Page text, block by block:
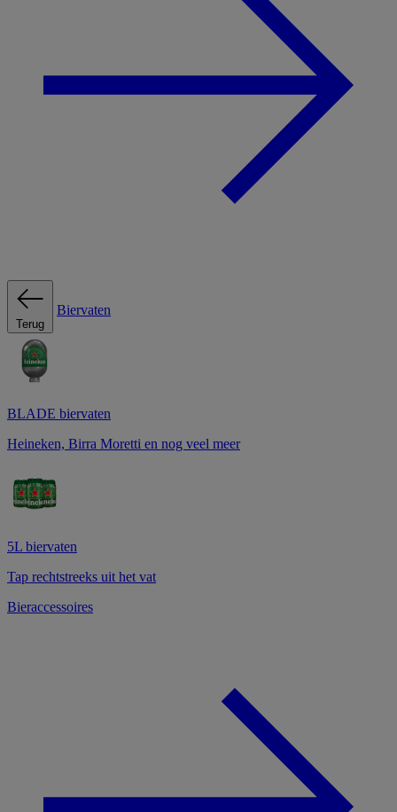
Terug
Biervaten
BLADE biervaten
Heineken, Birra Moretti en nog veel meer
5L biervaten
Tap rechtstreeks uit het vat
Bieraccessoires